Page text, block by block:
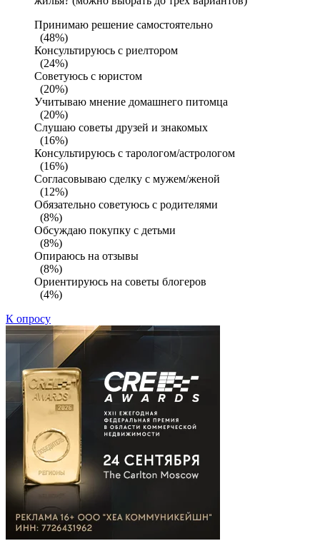
Принимаю решение самостоятельно
(48%)
Консультируюсь с риелтором
(24%)
Советуюсь с юристом
(20%)
Учитываю мнение домашнего питомца
(20%)
Слушаю советы друзей и знакомых
(16%)
Консультируюсь с тарологом/астрологом
(16%)
Согласовываю сделку с мужем/женой
(12%)
Обязательно советуюсь с родителями
(8%)
Обсуждаю покупку с детьми
(8%)
Опираюсь на отзывы
(8%)
Ориентируюсь на советы блогеров
(4%)
К опросу